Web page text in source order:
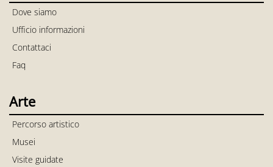
Dove siamo
Ufficio informazioni
Contattaci
Faq
Arte
Percorso artistico
Musei
Visite guidate